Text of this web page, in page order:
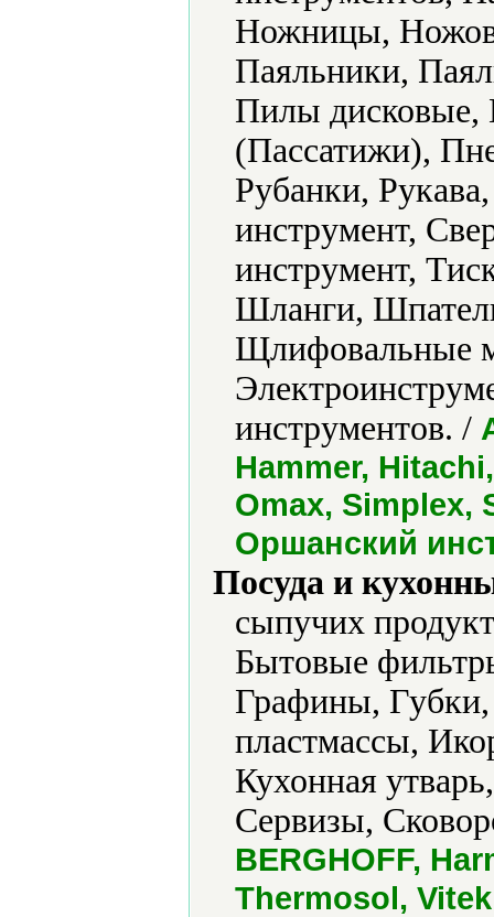
Ножницы,
Паяльники,
Пилы дисковые,
(Пассатижи),
Рубанки,
инструмент,
инструмент,
Шланги,
Щлифовальные
инструментов. /
Hammer,
Omax, Simplex,
Оршанский
Посуда и
сыпучих
Бытовые
Графины, Губки,
пластмассы,
Кухонная
Сервизы,
BERGHOFF,
Thermosol, Vitek